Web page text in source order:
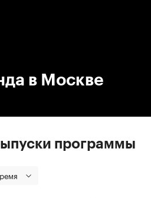
в Москве
программы